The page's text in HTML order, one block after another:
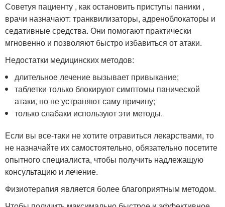
Советуя пациенту , как остановить приступы паники ,
врачи назначают: транквилизаторы, адреноблокаторы и
седативные средства. Они помогают практически
мгновенно и позволяют быстро избавиться от атаки.
Недостатки медицинских методов:
длительное лечение вызывает привыкание;
таблетки только блокируют симптомы панической
атаки, но не устраняют саму причину;
только слабаки используют эти методы.
Если вы все-таки не хотите отравиться лекарствами, то
не назначайте их самостоятельно, обязательно посетите
опытного специалиста, чтобы получить надлежащую
консультацию и лечение.
Физиотерапия является более благоприятным методом.